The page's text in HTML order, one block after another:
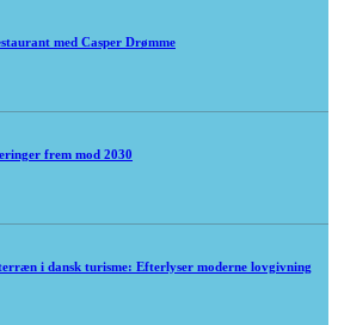
med Casper Drømme
frem mod 2030
i dansk turisme: Efterlyser moderne lovgivning